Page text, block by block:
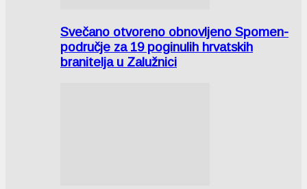
Svečano otvoreno obnovljeno Spomen-
područje za 19 poginulih hrvatskih
branitelja u Zalužnici